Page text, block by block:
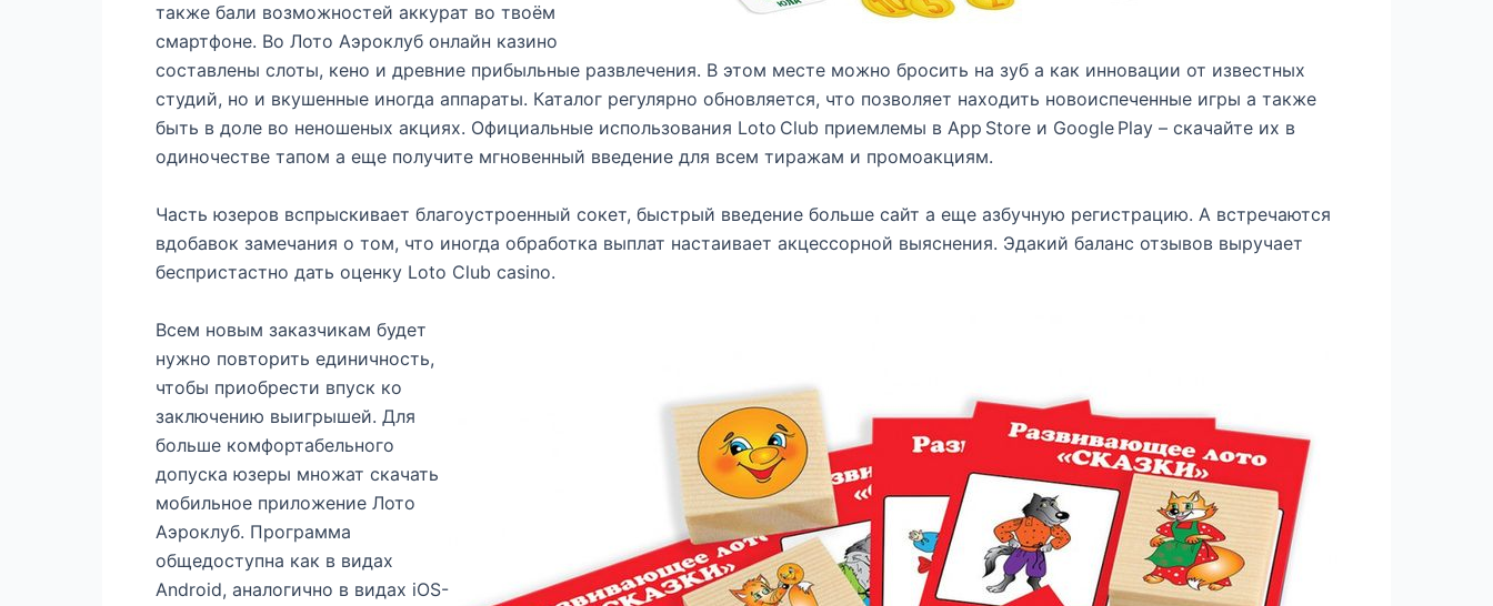
также бали возможностей аккурат во твоём
смартфоне. Во Лото Аэроклуб онлайн казино
составлены слоты, кено и древние прибыльные развлечения. В этом месте можно бросить на зуб а как инновации от известных
студий, но и вкушенные иногда аппараты. Каталог регулярно обновляется, что позволяет находить новоиспеченные игры а также
быть в доле во неношеных акциях. Официальные использования Loto Club приемлемы в App Store и Google Play – скачайте их в
одиночестве тапом а еще получите мгновенный введение для всем тиражам и промоакциям.
Часть юзеров вспрыскивает благоустроенный сокет, быстрый введение больше сайт а еще азбучную регистрацию. А встречаются
вдобавок замечания о том, что иногда обработка выплат настаивает акцессорной выяснения. Эдакий баланс отзывов выручает
беспристастно дать оценку Loto Club casino.
Всем новым заказчикам будет
нужно повторить единичность,
чтобы приобрести впуск ко
заключению выигрышей. Для
больше комфортабельного
допуска юзеры множат скачать
мобильное приложение Лото
Аэроклуб. Программа
общедоступна как в видах
Android, аналогично в видах iOS-